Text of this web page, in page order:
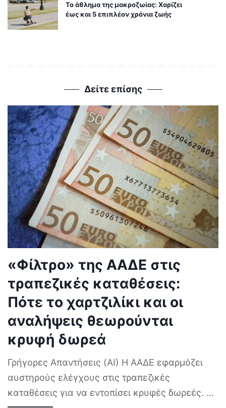
Το άθλημα της μακροζωίας: Χαρίζει
έως και 5 επιπλέον χρόνια ζωής
Δείτε επίσης
«Φίλτρο» της ΑΑΔΕ στις
τραπεζικές καταθέσεις:
Πότε το χαρτζιλίκι και οι
αναλήψεις θεωρούνται
κρυφή δωρεά
Γρήγορες Απαντήσεις (AI) Η ΑΑΔΕ εφαρμόζει
αυστηρούς ελέγχους στις τραπεζικές
καταθέσεις για να εντοπίσει κρυφές δωρεές. ...